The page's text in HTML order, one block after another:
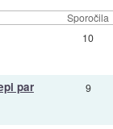
Sporočila
10
par 9